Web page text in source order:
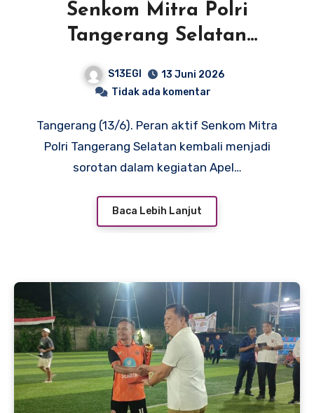
Senkom Mitra Polri
Tangerang Selatan
Tunjukkan Soliditas di Apel
Kamtibmas
S13EGI
13 Juni 2026
Tidak ada komentar
Tangerang (13/6). Peran aktif Senkom Mitra
Polri Tangerang Selatan kembali menjadi
sorotan dalam kegiatan Apel…
Baca Lebih Lanjut